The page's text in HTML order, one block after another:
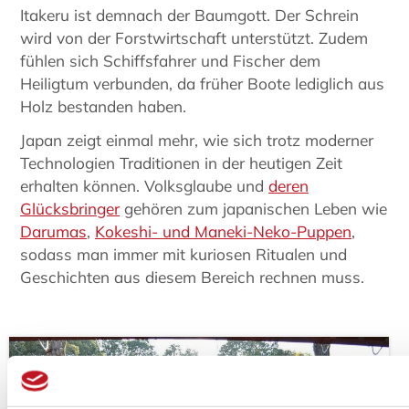
Itakeru ist demnach der Baumgott. Der Schrein
wird von der Forstwirtschaft unterstützt. Zudem
fühlen sich Schiffsfahrer und Fischer dem
Heiligtum verbunden, da früher Boote lediglich aus
Holz bestanden haben.
Japan zeigt einmal mehr, wie sich trotz moderner
Technologien Traditionen in der heutigen Zeit
erhalten können. Volksglaube und deren
Glücksbringergehören zum japanischen Leben wie
Darumas, Kokeshi- und Maneki-Neko-Puppen,
sodass man immer mit kuriosen Ritualen und
Geschichten aus diesem Bereich rechnen muss.